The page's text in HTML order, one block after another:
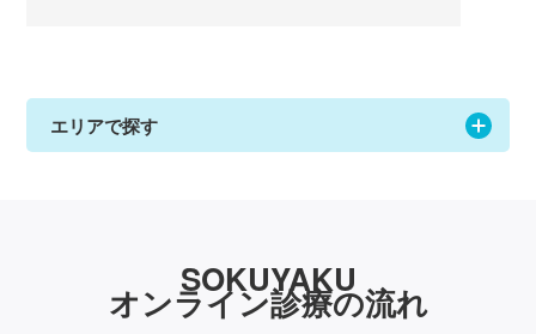
エリアで探す
SOKUYAKU
オンライン診療の流れ